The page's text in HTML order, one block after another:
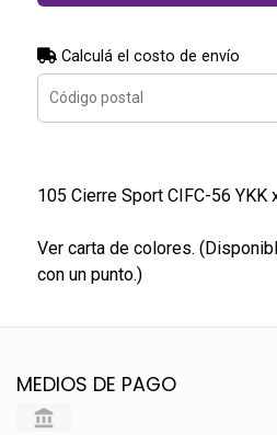
Calculá el costo de envío
105 Cierre Sport CIFC-56 YKK
Ver carta de colores.
con un punto.)
MEDIOS DE PAGO